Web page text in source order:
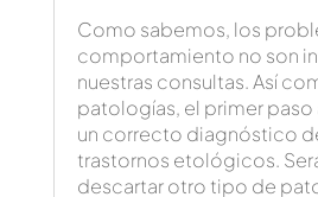
Como sabemos, los
comportamiento no son
nuestras consultas. Así
patologías, el primer paso
un correcto diagnóstico
trastornos etológicos.
descartar otro tipo de